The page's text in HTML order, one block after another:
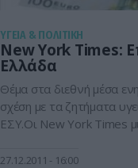
ΥΓΕΙΑ & ΠΟΛΙΤΙΚΗ
New York Times:
Ελλάδα
Θέμα στα διεθνή μέσα
σχέση με τα ζητήματα
ΕΣΥ.Οι New York Times
“κουρέματα” που
27.12.2011 16:00